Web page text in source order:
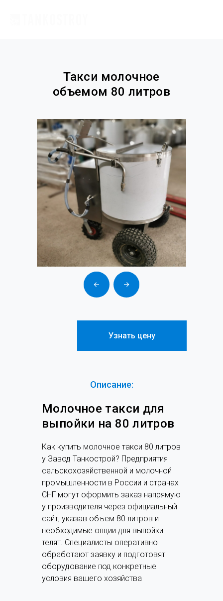
Такси молочное
объемом 80 литров
Узнать цену
Описание:
Как купить молочное такси 80 литров
у Завод Танкострой? Предприятия
сельскохозяйственной и молочной
промышленности в России и странах
СНГ могут оформить заказ напрямую
у производителя через официальный
сайт, указав объем 80 литров и
необходимые опции для выпойки
телят. Специалисты оперативно
обработают заявку и подготовят
оборудование под конкретные
условия вашего хозяйства
Молочное такси для
выпойки на 80 литров